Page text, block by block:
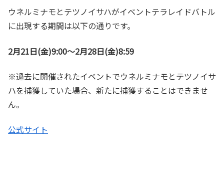
ウネルミナモとテツノイサハがイベントテラレイドバトル
に出現する期間は以下の通りです。
2月21日(金)9:00～2月28日(金)8:59
※過去に開催されたイベントでウネルミナモとテツノイサ
ハを捕獲していた場合、新たに捕獲することはできませ
ん。
公式サイト